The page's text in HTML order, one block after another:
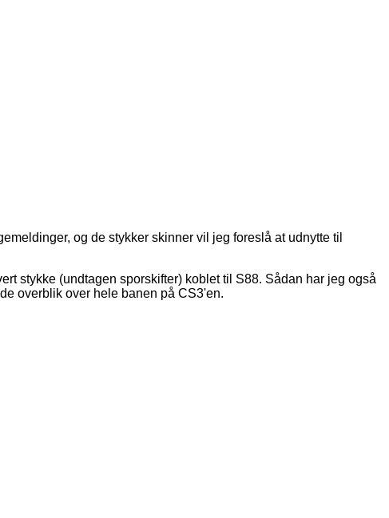
og de stykker skinner vil jeg foreslå at udnytte til
stykke (undtagen sporskifter) koblet til S88. Sådan har jeg også
overblik over hele banen på CS3'en.